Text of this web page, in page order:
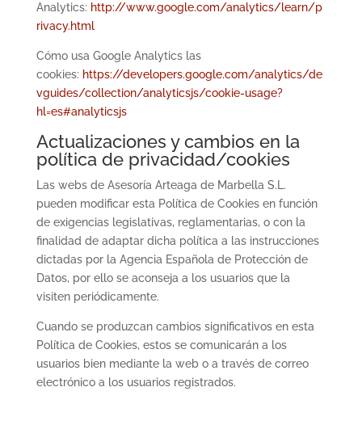
Analytics: http://www.google.com/analytics/learn/p
rivacy.html
Cómo usa Google Analytics las
cookies: https://developers.google.com/analytics/de
vguides/collection/analyticsjs/cookie-usage?
hl=es#analyticsjs
Actualizaciones y cambios en la
política de privacidad/cookies
Las webs de Asesoría Arteaga de Marbella S.L.
pueden modificar esta Política de Cookies en función
de exigencias legislativas, reglamentarias, o con la
finalidad de adaptar dicha política a las instrucciones
dictadas por la Agencia Española de Protección de
Datos, por ello se aconseja a los usuarios que la
visiten periódicamente.
Cuando se produzcan cambios significativos en esta
Política de Cookies, estos se comunicarán a los
usuarios bien mediante la web o a través de correo
electrónico a los usuarios registrados.